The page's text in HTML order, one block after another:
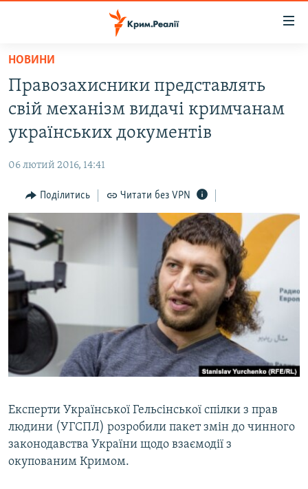
Перейти
основного
матеріалу
Перейти
до
основної
Перейти
до
пошуку
ВОДА.КРИМ
ВІДЕО ТА ФОТО
БЛОГИ
ПОГЛЯД
ІНТЕРВ'Ю
ВСЕ ЗА ДЕНЬ
СПЕЦПРОЕКТИ
ДЕПОРТАЦІЯ
ВІДЕОУРОКИ «ELIFBE»
СВІДЧЕННЯ ОКУПАЦІЇ
УКРАЇНСЬКА ПРОБЛЕМА КРИМУ
ЯК ОБІЙТИ БЛОКУВАННЯ
Русский
Qırımtatar
Усі сайти RFE/RL
НОВИНИ
Правозахисники представлять
свій механізм видачі кримчанам
українських документів
06 лютий 2016, 14:41
Поділитись Читати без VPN
Експерти Української Гельсінської спілки з прав
людини (УГСПЛ) розробили пакет змін до чинного
законодавства України щодо взаємодії з
окупованим Кримом.